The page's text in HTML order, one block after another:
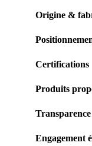
Origine &
Certifications
Produits
Engagement